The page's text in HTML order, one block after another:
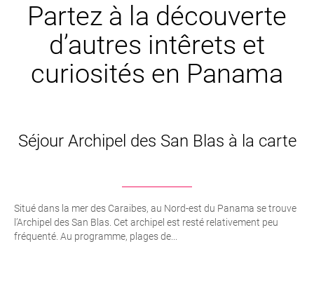
Partez à la découverte
d’autres intêrets et
curiosités en Panama
Séjour Archipel des San Blas à la carte
Situé dans la mer des Caraibes, au Nord-est du Panama se trouve
l’Archipel des San Blas. Cet archipel est resté relativement peu
fréquenté. Au programme, plages de...